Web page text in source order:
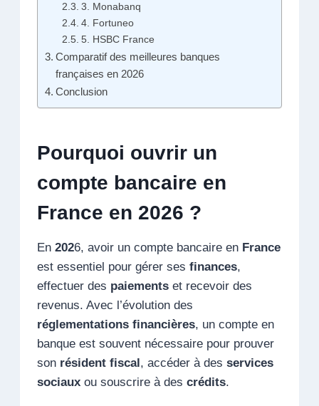
3. Monabanq
4. Fortuneo
5. HSBC France
Comparatif des meilleures banques
françaises en 2026
Conclusion
Pourquoi ouvrir un
compte bancaire en
France en 2026 ?
En 2026, avoir un compte bancaire en France
est essentiel pour gérer ses finances,
effectuer des paiements et recevoir des
revenus. Avec l’évolution des
réglementations financières, un compte en
banque est souvent nécessaire pour prouver
son résident fiscal, accéder à des services
sociaux ou souscrire à des crédits.